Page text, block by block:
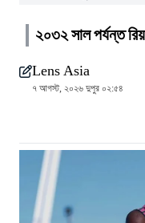
২০৩২ সাল পর্যন্ত
Lens Asia
৭ আগস্ট, ২০২৬ দুপুর ০২:৫৪